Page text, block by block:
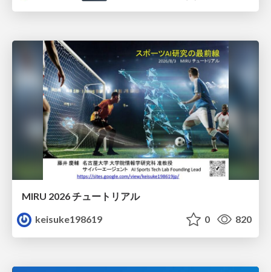
MIRU 2026 チュートリアル
keisuke198619
0 820